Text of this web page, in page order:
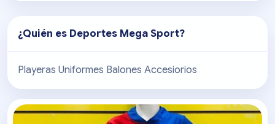
¿Quién es Deportes Mega Sport?
Playeras Uniformes Balones Accesiorios